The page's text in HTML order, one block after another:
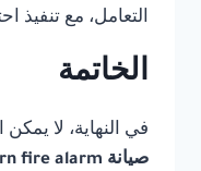
التعامل، مع تنفيذ
الخاتمة
في النهاية، لا يمكن
صيانة Thorn fire alarm في القاهرة